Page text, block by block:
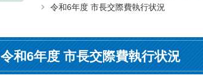
令和6年度 市長交際費執行状況
令和6年度 市長交際費執行状況